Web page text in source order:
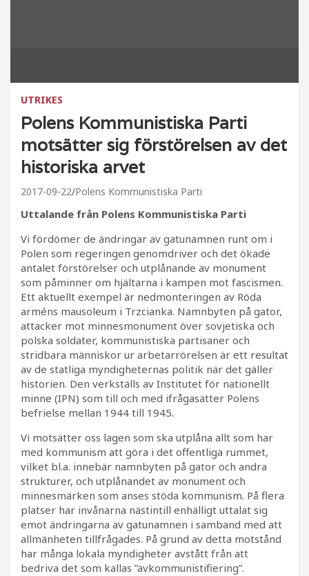
UTRIKES
Polens Kommunistiska Parti
motsätter sig förstörelsen av det
historiska arvet
2017-09-22 Polens Kommunistiska Parti
Uttalande från Polens Kommunistiska Parti
Vi fördömer de ändringar av gatunamnen runt om i
Polen som regeringen genomdriver och det ökade
antalet förstörelser och utplånande av monument
som påminner om hjältarna i kampen mot fascismen.
Ett aktuellt exempel är nedmonteringen av Röda
arméns mausoleum i Trzcianka. Namnbyten på gator,
attacker mot minnesmonument över sovjetiska och
polska soldater, kommunistiska partisaner och
stridbara människor ur arbetarrörelsen är ett resultat
av de statliga myndigheternas politik när det gäller
historien. Den verkställs av Institutet för nationellt
minne (IPN) som till och med ifrågasätter Polens
befrielse mellan 1944 till 1945.
Vi motsätter oss lagen som ska utplåna allt som har
med kommunism att göra i det offentliga rummet,
vilket bl.a. innebär namnbyten på gator och andra
strukturer, och utplånandet av monument och
minnesmärken som anses stöda kommunism. På flera
platser har invånarna nästintill enhälligt uttalat sig
emot ändringarna av gatunamnen i samband med att
allmänheten tillfrågades. På grund av detta motstånd
har många lokala myndigheter avstått från att
bedriva det som kallas ”avkommunistifiering”.